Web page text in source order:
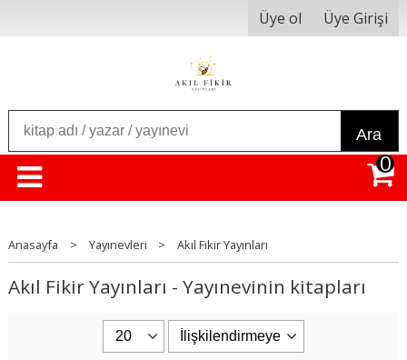
Üye ol Üye Girişi
Ara
0
Anasayfa > Yayınevleri > Akıl Fikir Yayınları
Akıl Fikir Yayınları - Yayınevinin kitapları